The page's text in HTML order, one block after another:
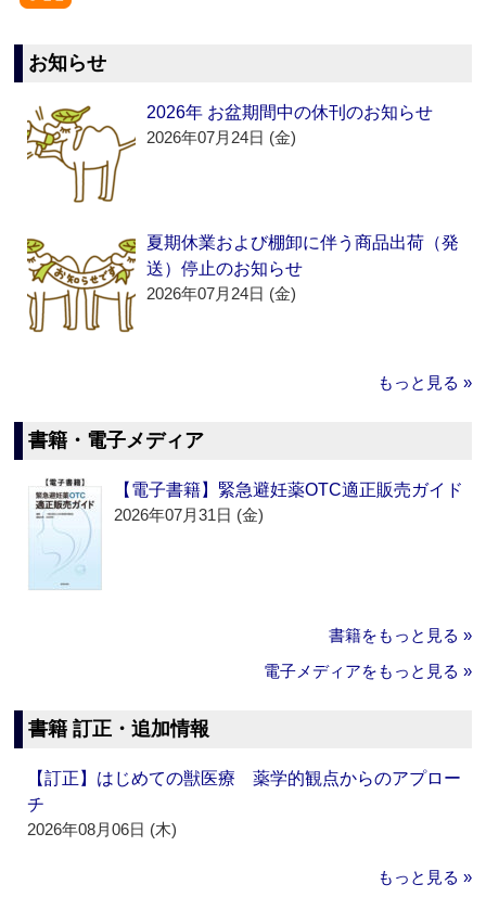
お知らせ
2026年 お盆期間中の休刊のお知らせ
2026年07月24日 (金)
夏期休業および棚卸に伴う商品出荷（発
送）停止のお知らせ
2026年07月24日 (金)
もっと見る »
書籍・電子メディア
【電子書籍】緊急避妊薬OTC適正販売ガイド
2026年07月31日 (金)
書籍をもっと見る »
電子メディアをもっと見る »
書籍 訂正・追加情報
【訂正】はじめての獣医療 薬学的観点からのアプロー
チ
2026年08月06日 (木)
もっと見る »